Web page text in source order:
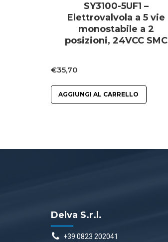
SY3100-5UF1 –
Elettrovalvola a 5 vie
monostabile a 2
posizioni, 24VCC SMC
€35,70
AGGIUNGI AL CARRELLO
Delva S.r.l.
+39 0823 202041